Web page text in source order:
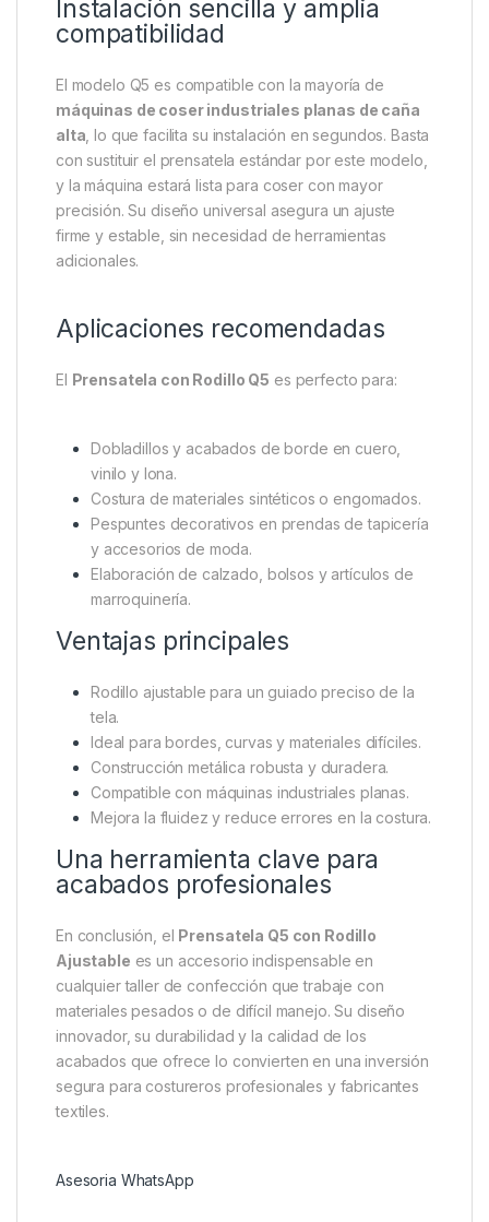
Instalación sencilla y amplia
compatibilidad
El modelo Q5 es compatible con la mayoría de
máquinas de coser industriales planas de caña
alta , lo que facilita su instalación en segundos. Basta
con sustituir el prensatela estándar por este modelo,
y la máquina estará lista para coser con mayor
precisión. Su diseño universal asegura un ajuste
firme y estable, sin necesidad de herramientas
adicionales.
Aplicaciones recomendadas
El Prensatela con Rodillo Q5 es perfecto para:
Dobladillos y acabados de borde en cuero,
vinilo y lona.
Costura de materiales sintéticos o engomados.
Pespuntes decorativos en prendas de tapicería
y accesorios de moda.
Elaboración de calzado, bolsos y artículos de
marroquinería.
Ventajas principales
Rodillo ajustable para un guiado preciso de la
tela.
Ideal para bordes, curvas y materiales difíciles.
Construcción metálica robusta y duradera.
Compatible con máquinas industriales planas.
Mejora la fluidez y reduce errores en la costura.
Una herramienta clave para
acabados profesionales
En conclusión, el Prensatela Q5 con Rodillo
Ajustable es un accesorio indispensable en
cualquier taller de confección que trabaje con
materiales pesados o de difícil manejo. Su diseño
innovador, su durabilidad y la calidad de los
acabados que ofrece lo convierten en una inversión
segura para costureros profesionales y fabricantes
textiles.
Asesoria WhatsApp